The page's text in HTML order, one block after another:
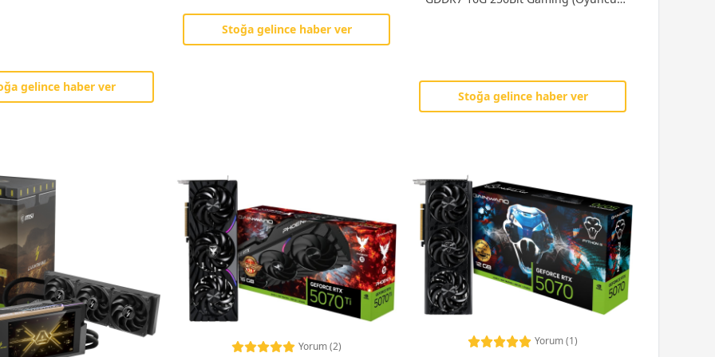
gelince haber ver
Stoğa gelince haber ver
Stoğa gelince haber ver
Yorum (2) Yorum (1)